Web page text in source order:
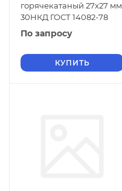
горячекатаный 27х27 мм
30НКД ГОСТ 14082-78
По запросу
КУПИТЬ